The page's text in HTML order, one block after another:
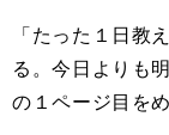
「たった１日教
る。今日よりも
の１ページ目を